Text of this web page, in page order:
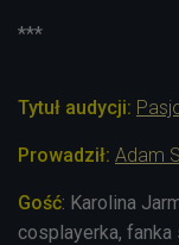
***
Tytuł audycji:
Prowadził: Adam
Gość: Karolina
cosplayerka,